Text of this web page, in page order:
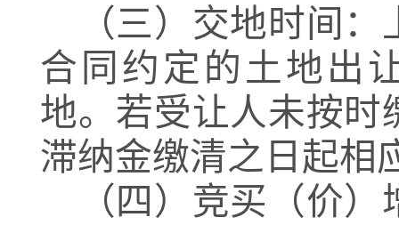
（三）交地时间
合同约定的土地出
地。若受让人未按时
滞纳金缴清之日起相
（四）竞买（价